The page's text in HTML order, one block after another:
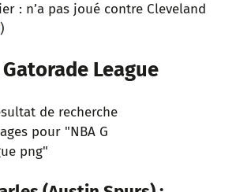
: n’a pas joué contre Cleveland
)
Gatorade League